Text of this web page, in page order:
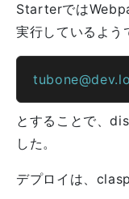
Starterでは
実行しているよう
とすることで、
した。
デプロイは、